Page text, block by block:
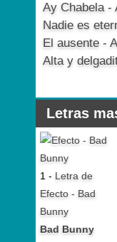
Ay Chabela -
Nadie es
El ausente -
Alta y
Letras
1 - Letra de
Efecto - Bad
Bunny
Bad Bunny